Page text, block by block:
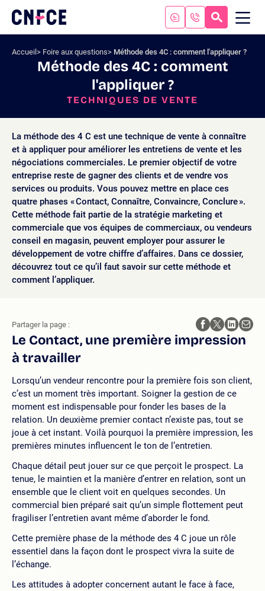
contenu
Logo
site
Accueil Foire aux questions Méthode des 4C : comment l'appliquer ?
Méthode des 4C : comment
l'appliquer ?
TECHNIQUES DE VENTE
La méthode des 4 C est une technique de vente à connaître
et à appliquer pour améliorer les entretiens de vente et les
négociations commerciales. Le premier objectif de votre
entreprise reste de gagner des clients et de vendre vos
services ou produits. Vous pouvez mettre en place ces
quatre phases « Contact, Connaître, Convaincre, Conclure ».
Cette méthode fait partie de la stratégie marketing et
commerciale que vos équipes de commerciaux, ou vendeurs
conseil en magasin, peuvent employer pour assurer le
développement de votre chiffre d’affaires. Dans ce dossier,
découvrez tout ce qu’il faut savoir sur cette méthode et
comment l’appliquer.
Le Contact, une première impression
à travailler
Lorsqu’un vendeur rencontre pour la première fois son client,
c’est un moment très important. Soigner la gestion de ce
moment est indispensable pour fonder les bases de la
relation. Un deuxième premier contact n’existe pas, tout se
joue à cet instant. Voilà pourquoi la première impression, les
premières minutes influencent le ton de l’entretien.
Chaque détail peut jouer sur ce que perçoit le prospect. La
tenue, le maintien et la manière d’entrer en relation, sont un
ensemble que le client voit en quelques secondes. Un
commercial bien préparé sait qu’un simple flottement peut
fragiliser l’entretien avant même d’aborder le fond.
Cette première phase de la méthode des 4 C joue un rôle
essentiel dans la façon dont le prospect vivra la suite de
l’échange.
Les attitudes à adopter concernent autant le face à face,
Partager la page :